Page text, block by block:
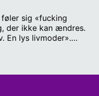
sig «fucking
der ikke kan ændres.
En lys livmoder».
Molly Munksgaard